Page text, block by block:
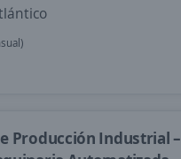
Producción Industrial –